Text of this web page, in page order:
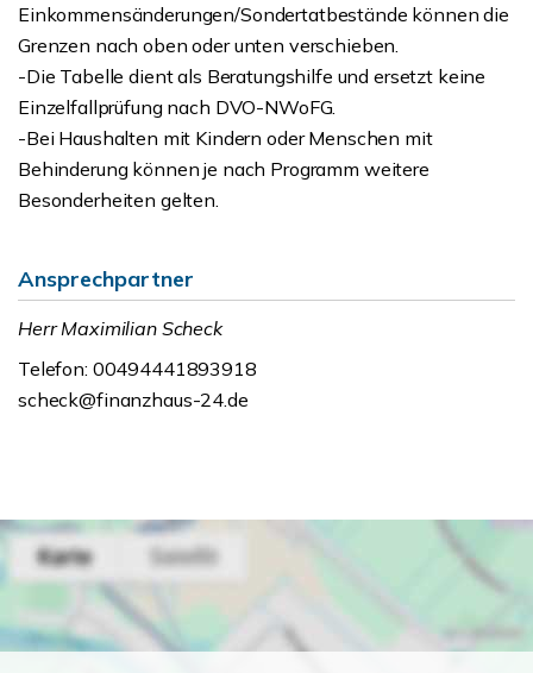
Einkommensänderungen/Sondertatbestände können die
Grenzen nach oben oder unten verschieben.
-Die Tabelle dient als Beratungshilfe und ersetzt keine
Einzelfallprüfung nach DVO-NWoFG.
-Bei Haushalten mit Kindern oder Menschen mit
Behinderung können je nach Programm weitere
Besonderheiten gelten.
Ansprechpartner
Herr Maximilian Scheck
Telefon: 00494441893918
scheck@finanzhaus-24.de